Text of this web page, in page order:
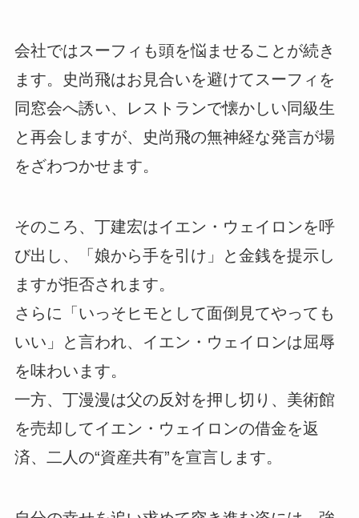
会社ではスーフィも頭を悩ませることが続き
ます。史尚飛はお見合いを避けてスーフィを
同窓会へ誘い、レストランで懐かしい同級生
と再会しますが、史尚飛の無神経な発言が場
をざわつかせます。
そのころ、丁建宏はイエン・ウェイロンを呼
び出し、「娘から手を引け」と金銭を提示し
ますが拒否されます。
さらに「いっそヒモとして面倒見てやっても
いい」と言われ、イエン・ウェイロンは屈辱
を味わいます。
一方、丁漫漫は父の反対を押し切り、美術館
を売却してイエン・ウェイロンの借金を返
済、二人の“資産共有”を宣言します。